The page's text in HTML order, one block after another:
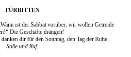
FÜRBITTEN
ist der Sabbat vorüber, wir wollen Getreide
Die Geschäfte drängen!
dir für den Sonntag, den Tag der Ruhe.
Stille und Ruf.